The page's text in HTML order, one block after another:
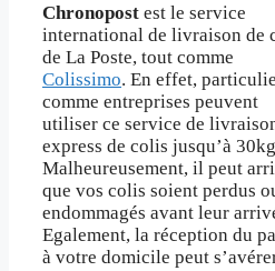
Chronopost est le service
international de livraison de
de La Poste, tout comme
Colissimo. En effet,
comme entreprises peuvent
utiliser ce service de
express de colis jusqu’à
Malheureusement, il peut
que vos colis soient perdus
endommagés avant leur
Egalement, la réception du
à votre domicile peut